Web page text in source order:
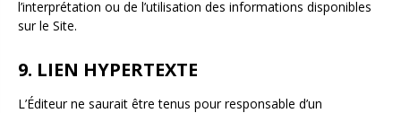
l’interprétation ou de l’utilisation des informations disponibles
sur le Site.
9. LIEN HYPERTEXTE
L’Éditeur ne saurait être tenus pour responsable d’un